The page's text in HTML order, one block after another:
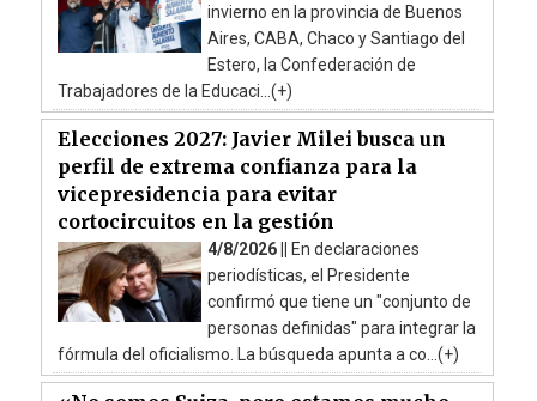
invierno en la provincia de Buenos
Aires, CABA, Chaco y Santiago del
Estero, la Confederación de
Trabajadores de la Educaci...(+)
Elecciones 2027: Javier Milei busca un
perfil de extrema confianza para la
vicepresidencia para evitar
cortocircuitos en la gestión
4/8/2026 ||
En declaraciones
periodísticas, el Presidente
confirmó que tiene un "conjunto de
personas definidas" para integrar la
fórmula del oficialismo. La búsqueda apunta a co...(+)